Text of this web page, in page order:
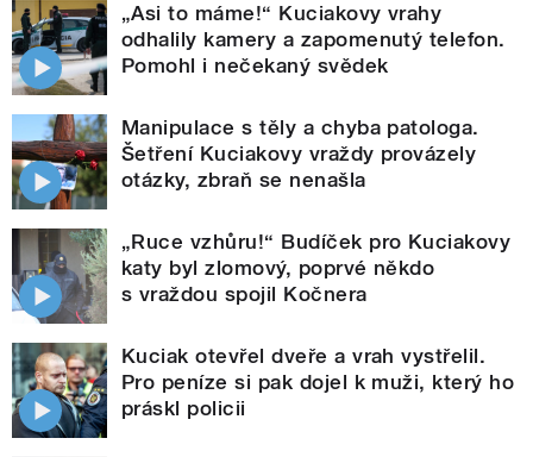
„Asi to máme!“ Kuciakovy vrahy
odhalily kamery a zapomenutý telefon.
Pomohl i nečekaný svědek
Manipulace s těly a chyba patologa.
Šetření Kuciakovy vraždy provázely
otázky, zbraň se nenašla
„Ruce vzhůru!“ Budíček pro Kuciakovy
katy byl zlomový, poprvé někdo
s vraždou spojil Kočnera
Kuciak otevřel dveře a vrah vystřelil.
Pro peníze si pak dojel k muži, který ho
práskl policii